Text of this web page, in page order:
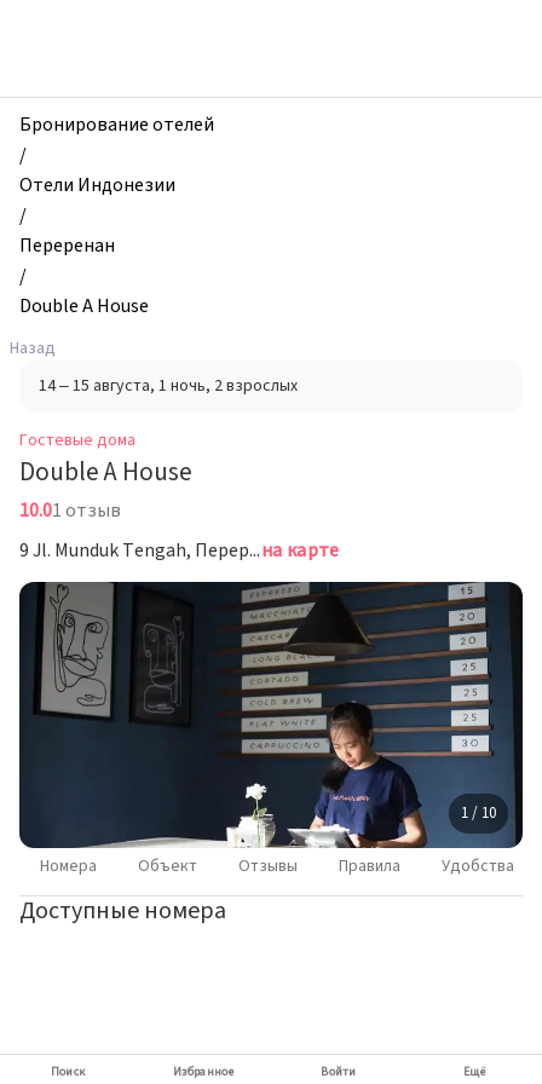
дома,
Double
A
House,
Переренан,
Индонезия
Бронирование отелей
/
Отели Индонезии
/
Переренан
/
Double A House
Назад
14 – 15 августа, 1 ночь, 2 взрослых
Гостевые дома
Double A House
10.01 отзыв
9 Jl. Munduk Tengah, Переренанна карте
1 / 10
Номера Объект Отзывы Правила Удобства
Доступные номера
Поиск Избранное Войти Ещё